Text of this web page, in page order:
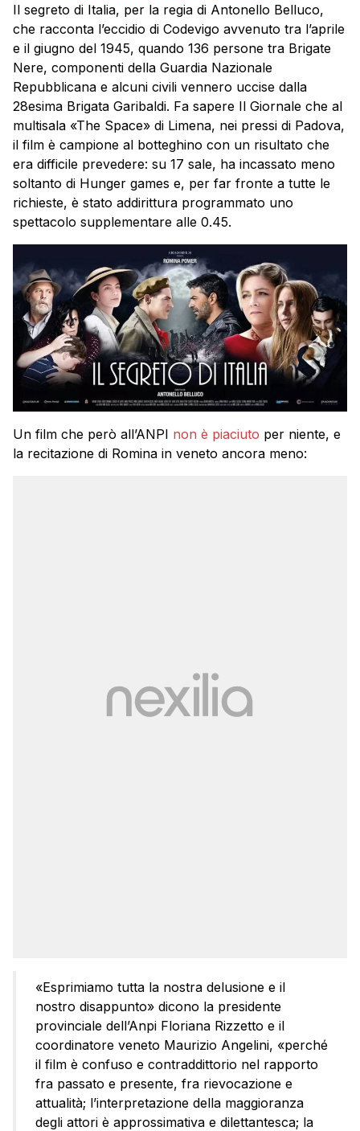
Il segreto di Italia, per la regia di Antonello Belluco,
che racconta l’eccidio di Codevigo avvenuto tra l’aprile
e il giugno del 1945, quando 136 persone tra Brigate
Nere, componenti della Guardia Nazionale
Repubblicana e alcuni civili vennero uccise dalla
28esima Brigata Garibaldi. Fa sapere Il Giornale che al
multisala «The Space» di Limena, nei pressi di Padova,
il film è campione al botteghino con un risultato che
era difficile prevedere: su 17 sale, ha incassato meno
soltanto di Hunger games e, per far fronte a tutte le
richieste, è stato addirittura programmato uno
spettacolo supplementare alle 0.45.
Un film che però all’ANPI non è piaciuto per niente, e
la recitazione di Romina in veneto ancora meno:
«Esprimiamo tutta la nostra delusione e il
nostro disappunto» dicono la presidente
provinciale dell’Anpi Floriana Rizzetto e il
coordinatore veneto Maurizio Angelini, «perché
il film è confuso e contraddittorio nel rapporto
fra passato e presente, fra rievocazione e
attualità; l’interpretazione della maggioranza
degli attori è approssimativa e dilettantesca; la